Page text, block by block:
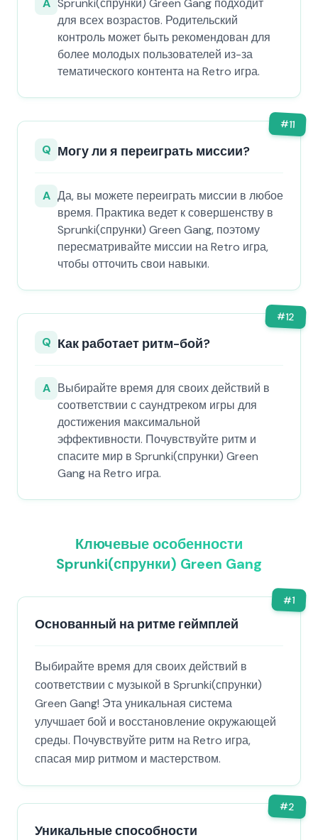
A Sprunki(спрунки) Green Gang подходит
для всех возрастов. Родительский
контроль может быть рекомендован для
более молодых пользователей из-за
тематического контента на Retro игра.
#11
Q Могу ли я переиграть миссии?
A Да, вы можете переиграть миссии в любое
время. Практика ведет к совершенству в
Sprunki(спрунки) Green Gang, поэтому
пересматривайте миссии на Retro игра,
чтобы отточить свои навыки.
#12
Q Как работает ритм-бой?
A Выбирайте время для своих действий в
соответствии с саундтреком игры для
достижения максимальной
эффективности. Почувствуйте ритм и
спасите мир в Sprunki(спрунки) Green
Gang на Retro игра.
Ключевые особенности
Sprunki(спрунки) Green Gang
#1
Основанный на ритме геймплей
Выбирайте время для своих действий в
соответствии с музыкой в Sprunki(спрунки)
Green Gang! Эта уникальная система
улучшает бой и восстановление окружающей
среды. Почувствуйте ритм на Retro игра,
спасая мир ритмом и мастерством.
#2
Уникальные способности